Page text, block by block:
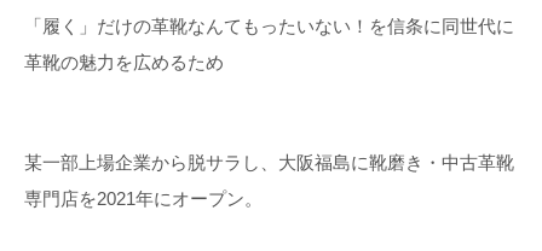
「履く」だけの革靴なんてもったいない！を信条に同世代に
革靴の魅力を広めるため
某一部上場企業から脱サラし、大阪福島に靴磨き・中古革靴
専門店を2021年にオープン。